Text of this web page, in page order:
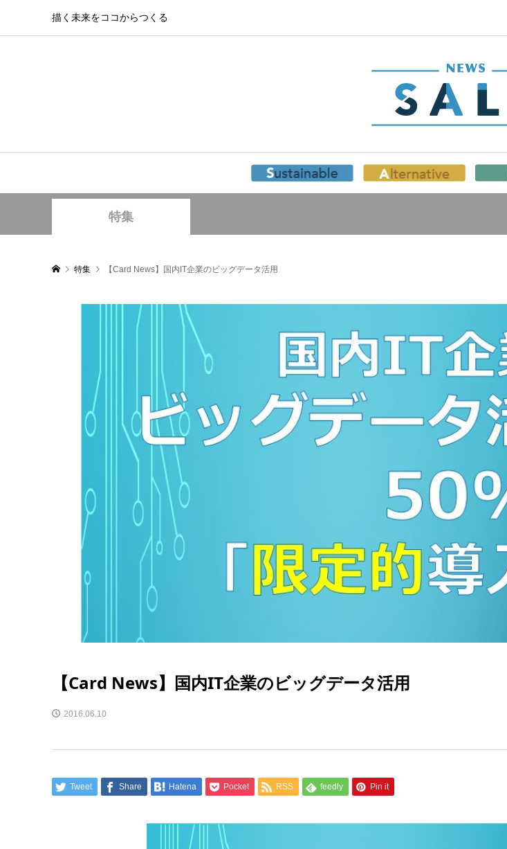
描く未来をココからつくる
特集
特集 【Card News】国内IT企業のビッグデータ活用
【Card News】国内IT企業のビッグデータ活用
2016.06.10
Tweet Share Hatena Pocket RSS feedly Pin it